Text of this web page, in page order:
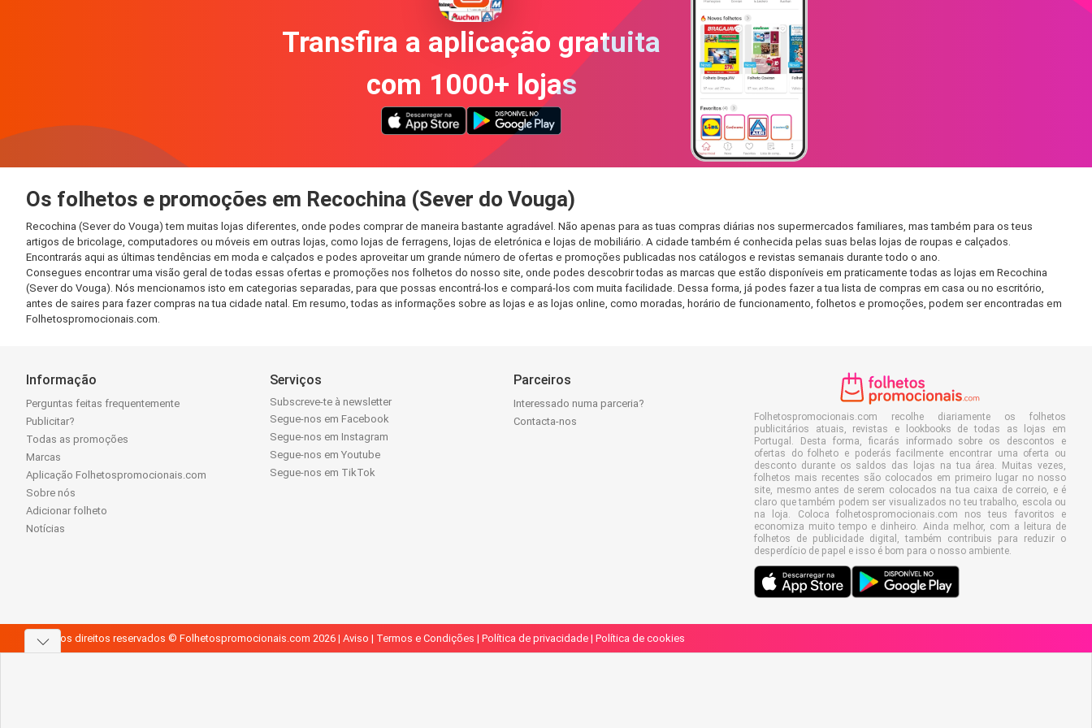
Transfira a aplicação gratuita
com 1000+ lojas
Os folhetos e promoções em Recochina (Sever do Vouga)
Recochina (Sever do Vouga) tem muitas lojas diferentes, onde podes comprar de maneira bastante agradável. Não apenas para as tuas compras diárias nos supermercados familiares, mas também para os teus
artigos de bricolage, computadores ou móveis em outras lojas, como lojas de ferragens, lojas de eletrónica e lojas de mobiliário. A cidade também é conhecida pelas suas belas lojas de roupas e calçados.
Encontrarás aqui as últimas tendências em moda e calçados e podes aproveitar um grande número de ofertas e promoções publicadas nos catálogos e revistas semanais durante todo o ano.
Consegues encontrar uma visão geral de todas essas ofertas e promoções nos folhetos do nosso site, onde podes descobrir todas as marcas que estão disponíveis em praticamente todas as lojas em Recochina
(Sever do Vouga). Nós mencionamos isto em categorias separadas, para que possas encontrá-los e compará-los com muita facilidade. Dessa forma, já podes fazer a tua lista de compras em casa ou no escritório,
antes de saires para fazer compras na tua cidade natal. Em resumo, todas as informações sobre as lojas e as lojas online, como moradas, horário de funcionamento, folhetos e promoções, podem ser encontradas em
Folhetospromocionais.com.
Informação
Perguntas feitas frequentemente
Publicitar?
Todas as promoções
Marcas
Aplicação Folhetospromocionais.com
Sobre nós
Adicionar folheto
Notícias
Serviços
Subscreve-te à newsletter
Segue-nos em Facebook
Segue-nos em Instagram
Segue-nos em Youtube
Segue-nos em TikTok
Parceiros
Interessado numa parceria?
Contacta-nos
Folhetospromocionais.com recolhe diariamente os folhetos
publicitários atuais, revistas e lookbooks de todas as lojas em
Portugal. Desta forma, ficarás informado sobre os descontos e
ofertas do folheto e poderás facilmente encontrar uma oferta ou
desconto durante os saldos das lojas na tua área. Muitas vezes,
folhetos mais recentes são colocados em primeiro lugar no nosso
site, mesmo antes de serem colocados na tua caixa de correio, e é
claro que também podem ser visualizados no teu trabalho, escola ou
na loja. Coloca folhetospromocionais.com nos teus favoritos e
economiza muito tempo e dinheiro. Ainda melhor, com a leitura de
folhetos de publicidade digital, também contribuis para reduzir o
desperdício de papel e isso é bom para o nosso ambiente.
Todos os direitos reservados © Folhetospromocionais.com 2026 | Aviso | Termos e Condições | Política de privacidade | Política de cookies